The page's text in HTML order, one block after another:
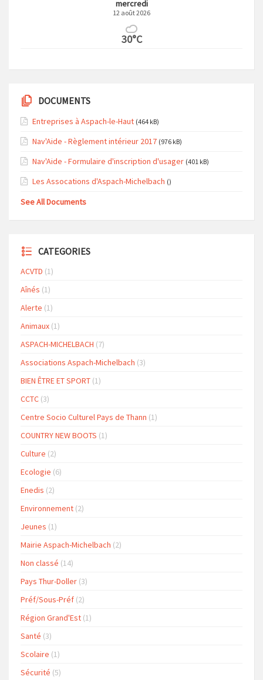
mercredi
12 août 2026
30°C
DOCUMENTS
Entreprises à Aspach-le-Haut (464 kB)
Nav'Aide - Règlement intérieur 2017 (976 kB)
Nav'Aide - Formulaire d'inscription d'usager (401 kB)
Les Assocations d'Aspach-Michelbach ()
See All Documents
CATEGORIES
ACVTD (1)
Aînés (1)
Alerte (1)
Animaux (1)
ASPACH-MICHELBACH (7)
Associations Aspach-Michelbach (3)
BIEN ÊTRE ET SPORT (1)
CCTC (3)
Centre Socio Culturel Pays de Thann (1)
COUNTRY NEW BOOTS (1)
Culture (2)
Ecologie (6)
Enedis (2)
Environnement (2)
Jeunes (1)
Mairie Aspach-Michelbach (2)
Non classé (14)
Pays Thur-Doller (3)
Préf/Sous-Préf (2)
Région Grand'Est (1)
Santé (3)
Scolaire (1)
Sécurité (5)